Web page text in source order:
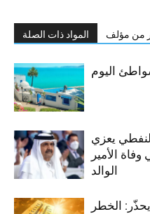
المواد ذات الصلة من مؤلف
اليوم
يعزي
الأمير
الوالد
الخطر